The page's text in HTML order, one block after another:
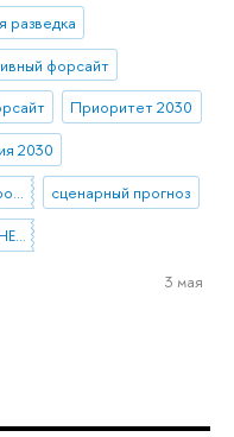
разведка
форсайт
Приоритет 2030
2030
Стратегический технологический проект «Национальный центр социально-экономического и научно-технологического прогнозирования»
сценарный прогноз
Кафедра исследований будущего ЮНЕСКО
3 мая